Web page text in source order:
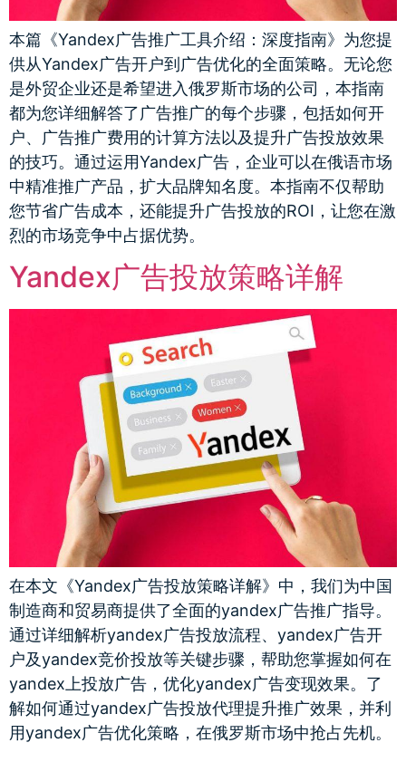
本篇《Yandex广告推广工具介绍：深度指南》为您提
供从Yandex广告开户到广告优化的全面策略。无论您
是外贸企业还是希望进入俄罗斯市场的公司，本指南
都为您详细解答了广告推广的每个步骤，包括如何开
户、广告推广费用的计算方法以及提升广告投放效果
的技巧。通过运用Yandex广告，企业可以在俄语市场
中精准推广产品，扩大品牌知名度。本指南不仅帮助
您节省广告成本，还能提升广告投放的ROI，让您在激
烈的市场竞争中占据优势。
Yandex广告投放策略详解
在本文《Yandex广告投放策略详解》中，我们为中国
制造商和贸易商提供了全面的yandex广告推广指导。
通过详细解析yandex广告投放流程、yandex广告开
户及yandex竞价投放等关键步骤，帮助您掌握如何在
yandex上投放广告，优化yandex广告变现效果。了
解如何通过yandex广告投放代理提升推广效果，并利
用yandex广告优化策略，在俄罗斯市场中抢占先机。